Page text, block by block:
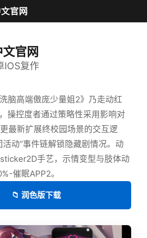
官网
官网
IOS复作
脑高端傲庞少量姐2》乃走动红
操控度者通过策略性采用影响对
最新扩展终校园场景的交互逻
活动”事件链解锁隐藏剧情况。动
手艺，示情变型与肢体动
催眠APP2。
📁 润色版下载